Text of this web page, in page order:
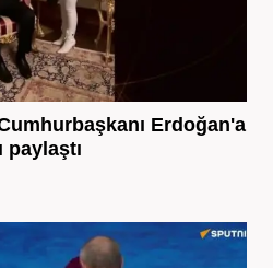
Erdoğan'a
paylaştı